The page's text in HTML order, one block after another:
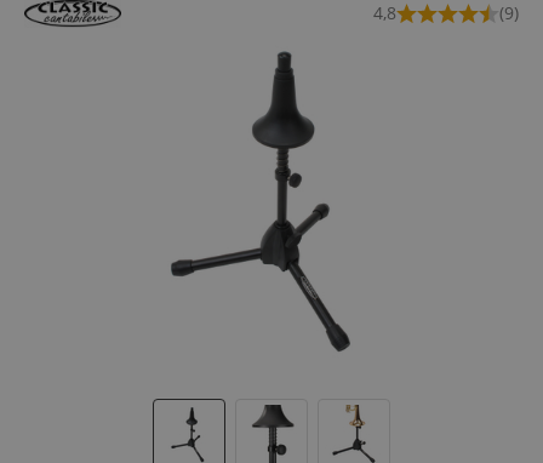
4,8 (9)